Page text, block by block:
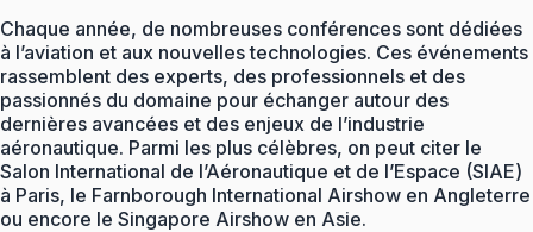
Chaque année, de nombreuses conférences sont dédiées
à l’aviation et aux nouvelles technologies. Ces événements
rassemblent des experts, des professionnels et des
passionnés du domaine pour échanger autour des
dernières avancées et des enjeux de l’industrie
aéronautique. Parmi les plus célèbres, on peut citer le
Salon International de l’Aéronautique et de l’Espace (SIAE)
à Paris, le Farnborough International Airshow en Angleterre
ou encore le Singapore Airshow en Asie.